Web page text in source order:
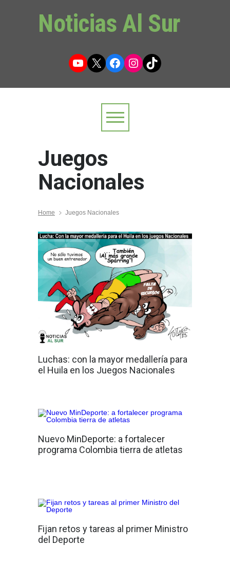
Noticias Al Sur
YouTube
X Facebook
Instagram
TikTok
Juegos
Nacionales
Home Juegos Nacionales
Luchas: con la mayor medallería para
el Huila en los Juegos Nacionales
Nuevo MinDeporte: a fortalecer
programa Colombia tierra de atletas
Fijan retos y tareas al primer Ministro
del Deporte